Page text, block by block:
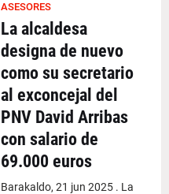
ASESORES
La alcaldesa
designa de nuevo
como su secretario
al exconcejal del
PNV David Arribas
con salario de
69.000 euros
Barakaldo, 21 jun 2025 . La